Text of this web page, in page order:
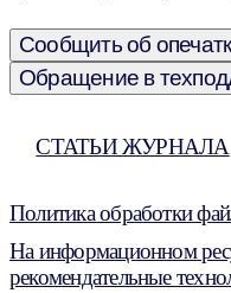
Сообщить об
Обращение в
СТАТЬИ ЖУРНАЛА
Политика обработки
На информационном
рекомендательные